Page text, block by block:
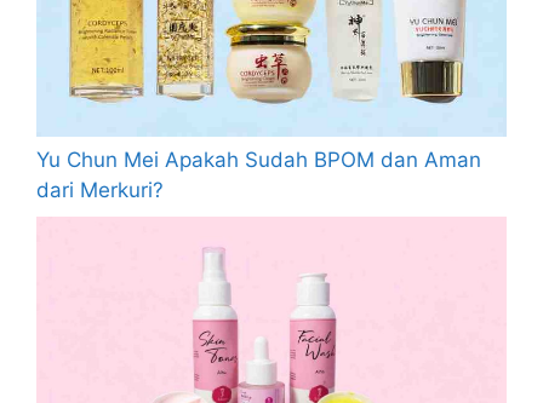
Yu Chun Mei Apakah Sudah BPOM dan Aman
dari Merkuri?